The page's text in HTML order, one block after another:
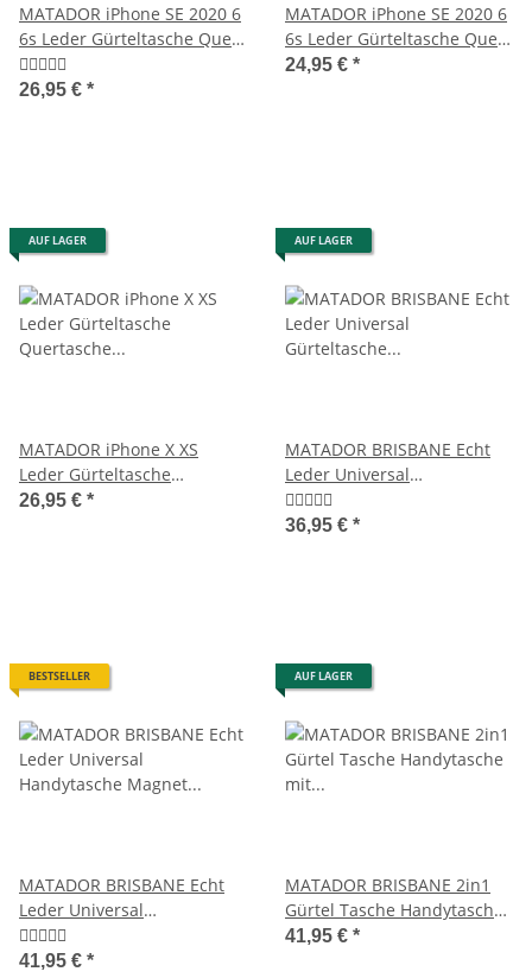
MATADOR iPhone SE 2020 6
6s Leder Gürteltasche Quer
Schwarz
26,95 € *
MATADOR iPhone SE 2020 6
6s Leder Gürteltasche Quer
Schwarz
24,95 € *
AUF LAGER
MATADOR iPhone X XS
Leder Gürteltasche
Quertasche Schwarz
26,95 € *
AUF LAGER
MATADOR BRISBANE Echt
Leder Universal
Gürteltasche Klett 6.9 Zoll
36,95 € *
BESTSELLER
MATADOR BRISBANE Echt
Leder Universal
Handytasche Magnet 6.9
Zoll
41,95 € *
AUF LAGER
MATADOR BRISBANE 2in1
Gürtel Tasche Handytasche
mit Geldbörse 6.9 Zoll
41,95 € *